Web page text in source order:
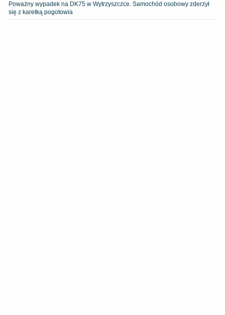
Poważny wypadek na DK75 w Wytrzyszczce. Samochód osobowy zderzył
się z karetką pogotowia